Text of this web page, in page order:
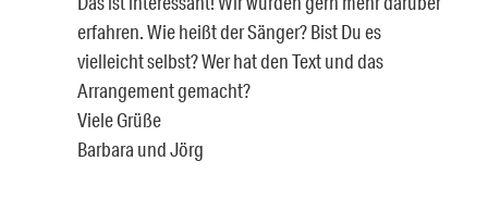
erfahren. Wie heißt der Sänger? Bist Du es
vielleicht selbst? Wer hat den Text und das
Arrangement gemacht?
Viele Grüße
Barbara und Jörg